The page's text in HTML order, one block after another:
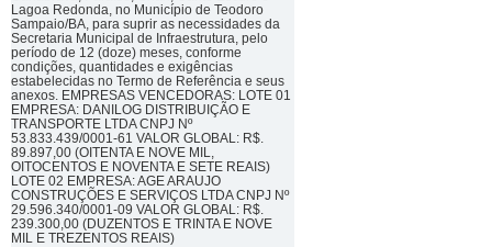
Lagoa Redonda, no Município de Teodoro
Sampaio/BA, para suprir as necessidades da
Secretaria Municipal de Infraestrutura, pelo
período de 12 (doze) meses, conforme
condições, quantidades e exigências
estabelecidas no Termo de Referência e seus
anexos. EMPRESAS VENCEDORAS: LOTE 01
EMPRESA: DANILOG DISTRIBUIÇÃO E
TRANSPORTE LTDA CNPJ Nº
53.833.439/0001-61 VALOR GLOBAL: R$.
89.897,00 (OITENTA E NOVE MIL,
OITOCENTOS E NOVENTA E SETE REAIS)
LOTE 02 EMPRESA: AGE ARAUJO
CONSTRUÇÕES E SERVIÇOS LTDA CNPJ Nº
29.596.340/0001-09 VALOR GLOBAL: R$.
239.300,00 (DUZENTOS E TRINTA E NOVE
MIL E TREZENTOS REAIS)